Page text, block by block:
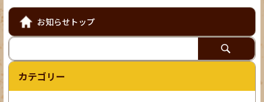
お知らせトップ
カテゴリー